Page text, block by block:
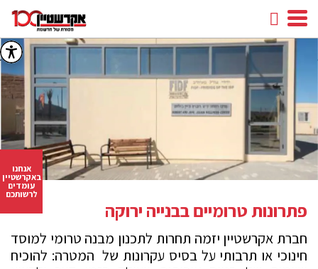
חיפוש
facebook
youtube
instagram
פתרונות טרומיים בבנייה ירוקה
חברת אקרשטיין יזמה תחרות לתכנון מבנה טרומי למוסד
חינוכי או תרבותי על בסיס עקרונות של המטרה: להוכיח
אנחנו
באקרשטיין
עומדים
לרשותכם